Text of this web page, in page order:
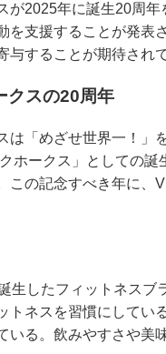
が2025年に誕生20周
を支援することが発
することが期待され
クスの20周年
は「めざせ世界一！」
ホークス」としての
この記念すべき年に、
生したフィットネス
トネスを習慣にしてい
いる。飲みやすさや美